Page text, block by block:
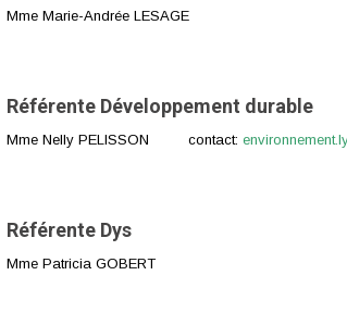
Mme Marie-Andrée LESAGE
Référente Développement durable
Mme Nelly PELISSON contact:
Référente Dys
Mme Patricia GOBERT